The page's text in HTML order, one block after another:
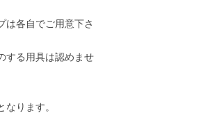
は各自でご用意下さ
する用具は認めませ
ります。